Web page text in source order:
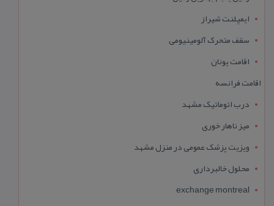
ایمپلنت شیراز
سقف متحرک آلومینیومی
اقامت یونان
اقامت فرانسه
درب اتوماتیک مشهد
میز ناهار خوری
ویزیت پزشک عمومی در منزل مشهد
محلول خالبرداری
exchange montreal